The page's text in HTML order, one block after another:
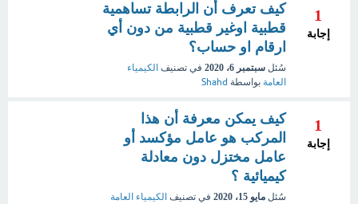
1
إجابة
كيف تعرف أن الرابطة تساهمية
قطبية اوغير قطبية من دون أي
ارقام او حساب؟
سُئل سبتمبر 6، 2020 في تصنيف الكيمياء
العامة بواسطة Shahd
1
إجابة
كيف يمكن معرفة أن هذا
المركب هو عامل مؤكسد أو
عامل مختزل دون معادلة
كيميائية ؟
سُئل مايو 15، 2020 في تصنيف الكيمياء العامة